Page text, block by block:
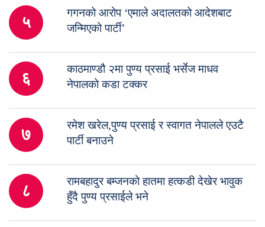
५
गगनको आरोप ‘एमाले अदालतको आदेशबाट
जन्मिएको पार्टी’
६
काठमाण्डौ २मा पुण्य प्रसाई भर्सेज माधव
नेपालको कडा टक्कर
७
रमेश खरेल,पुण्य प्रसाई र स्वागत नेपालले एउटै
पार्टी बनाउने
८
रामबहादुर बम्जनको हातमा हत्कडी देखेर भावुक
हुँदै पुण्य प्रसाईले भने